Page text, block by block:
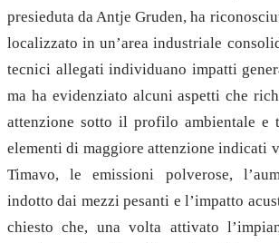
presieduta da Antje Gruden, ha
localizzato in un’area industriale
tecnici allegati individuano impatti
ma ha evidenziato alcuni aspetti che
attenzione sotto il profilo ambientale e
elementi di maggiore attenzione indicati
Timavo, le emissioni polverose,
indotto dai mezzi pesanti e l’impatto
chiesto che, una volta attivato